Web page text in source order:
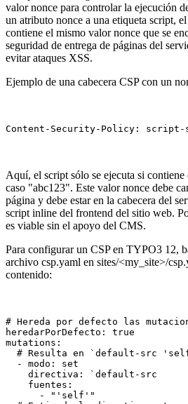
valor nonce para controlar la ejecución
un atributo nonce a una etiqueta script,
contiene el mismo valor nonce que se
seguridad de entrega de páginas del
evitar ataques XSS.
Ejemplo de una cabecera CSP con un
Content-Security-Policy: script-
Aquí, el script sólo se ejecuta si contiene
caso "abc123". Este valor nonce debe
página y debe estar en la cabecera del
script inline del frontend del sitio web.
es viable sin el apoyo del CMS.
Para configurar un CSP en TYPO3 12,
archivo csp.yaml en sites/<my_site>/
contenido:
# Hereda por defecto las
heredarPorDefecto: true
mutations:
# Resulta en `default-src
  - modo: set
    directiva: `default-src
    fuentes:
      - "'self'"